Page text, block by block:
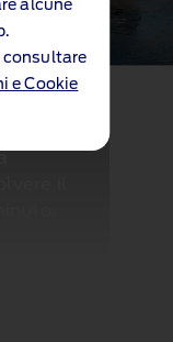
alcune
consultare
e Cookie